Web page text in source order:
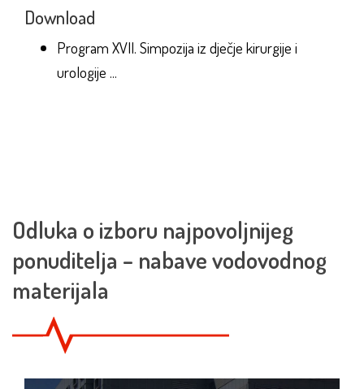
Download
Program XVII. Simpozija iz dječje kirurgije i
urologije ...
Odluka o izboru najpovoljnijeg
ponuditelja – nabave vodovodnog
materijala